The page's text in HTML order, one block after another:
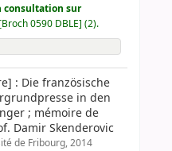
consultation sur
0590 DBLE] (2).
: Die französische
in den
; mémoire de
Damir Skenderovic
de Fribourg, 2014